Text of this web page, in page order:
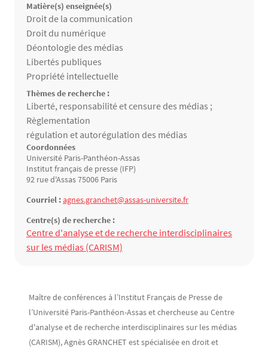
Matière(s) enseignée(s)
Matières enseignées
Droit de la communication
Droit du numérique
Déontologie des médias
Libertés publiques
Propriété intellectuelle
Thèmes de recherche :
Thèmes de recherche
Liberté, responsabilité et censure des médias ;
Règlementation
régulation et autorégulation des médias
Coordonnées
Université Paris-Panthéon-Assas
Institut français de presse (IFP)
92 rue d'Assas 75006 Paris
Courriel :agnes.granchet@assas-universite.fr
Centre(s) de recherche :
Structure(s) de rattachement
Centre d'analyse et de recherche interdisciplinaires
sur les médias (CARISM)
Contenu
Texte
Maître de conférences à l’Institut Français de Presse de
l’Université Paris-Panthéon-Assas et chercheuse au Centre
d'analyse et de recherche interdisciplinaires sur les médias
(CARISM), Agnès GRANCHET est spécialisée en droit et